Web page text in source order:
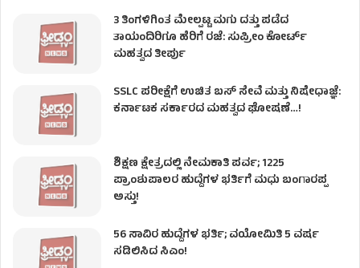
3 ತಿಂಗಳಿಗಿಂತ ಮೇಲ್ಪಟ್ಟ ಮಗು ದತ್ತು ಪಡೆದ
ತಾಯಂದಿರಿಗೂ ಹೆರಿಗೆ ರಜೆ: ಸುಪ್ರೀಂ ಕೋರ್ಟ್
ಮಹತ್ವದ ತೀರ್ಪು
SSLC ಪರೀಕ್ಷೆಗೆ ಉಚಿತ ಬಸ್ ಸೇವೆ ಮತ್ತು ನಿಷೇಧಾಜ್ಞೆ:
ಕರ್ನಾಟಕ ಸರ್ಕಾರದ ಮಹತ್ವದ ಘೋಷಣೆ…!
ಶಿಕ್ಷಣ ಕ್ಷೇತ್ರದಲ್ಲಿ ನೇಮಕಾತಿ ಪರ್ವ; 1225
ಪ್ರಾಂಶುಪಾಲರ ಹುದ್ದೆಗಳ ಭರ್ತಿಗೆ ಮಧು ಬಂಗಾರಪ್ಪ
ಅಸ್ತು!
56 ಸಾವಿರ ಹುದ್ದೆಗಳ ಭರ್ತಿ; ವಯೋಮಿತಿ 5 ವರ್ಷ
ಸಡಿಲಿಸಿದ ಸಿಎಂ!